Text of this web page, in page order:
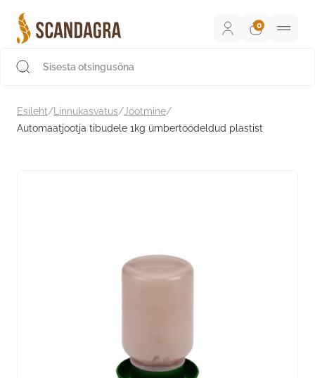
sisu
juurde
Esileht/ Linnukasvatus/ Jootmine/
Automaatjootja tibudele 1kg ümbertöödeldud plastist